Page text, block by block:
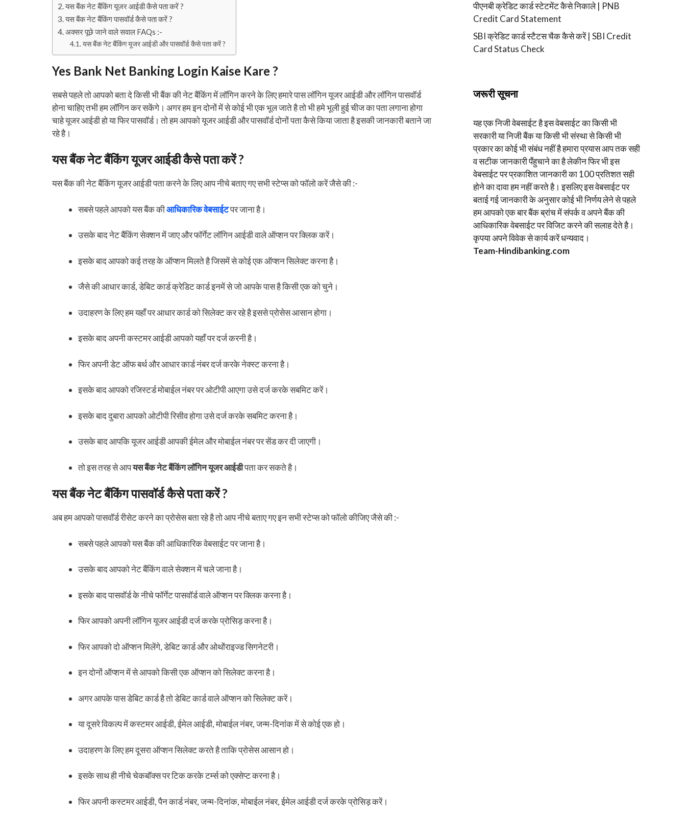
यस बैंक नेट बैंकिंग यूजर आईडी कैसे पता करें ?
यस बैंक नेट बैंकिंग पासवॉर्ड कैसे पता करें ?
अक्सर पूछे जाने वाले सवाल FAQs :-
यस बैंक नेट बैंकिंग यूजर आईडी और पासवॉर्ड कैसे पता करें ?
Yes Bank Net Banking Login Kaise Kare ?
सबसे पहले तो आपको बता दे किसी भी बैंक की नेट बैंकिंग में लॉगिन करने के लिए हमारे पास लॉगिन यूजर आईडी और लॉगिन पासवॉर्ड
होना चाहिए तभी हम लॉगिन कर सकेंगे। अगर हम इन दोनों में से कोई भी एक भूल जाते है तो भी हमे भूली हुई चीज का पता लगाना होगा
चाहे यूजर आईडी हो या फिर पासवॉर्ड। तो हम आपको यूजर आईडी और पासवॉर्ड दोनों पता कैसे किया जाता है इसकी जानकारी बताने जा
रहे है।
यस बैंक नेट बैंकिंग यूजर आईडी कैसे पता करें ?
यस बैंक की नेट बैंकिंग यूजर आईडी पता करने के लिए आप नीचे बताए गए सभी स्टेप्स को फॉलो करें जैसे की :-
सबसे पहले आपको यस बैंक कीआधिकारिक वेबसाईटपर जाना है।
उसके बाद नेट बैंकिंग सेक्शन में जाए और फॉर्गेट लॉगिन आईडी वाले ऑप्शन पर क्लिक करें।
इसके बाद आपको कई तरह के ऑप्शन मिलते है जिसमें से कोई एक ऑप्शन सिलेक्ट करना है।
जैसे की आधार कार्ड, डेबिट कार्ड क्रेडिट कार्ड इनमें से जो आपके पास है किसी एक को चुने।
उदाहरण के लिए हम यहाँ पर आधार कार्ड को सिलेक्ट कर रहे है इससे प्रोसेस आसान होगा।
इसके बाद अपनी कस्टमर आईडी आपको यहाँ पर दर्ज करनी है।
फिर अपनी डेट ऑफ बर्थ और आधार कार्ड नंबर दर्ज करके नेक्स्ट करना है।
इसके बाद आपको रजिस्टर्ड मोबाईल नंबर पर ओटीपी आएगा उसे दर्ज करके सबमिट करें।
इसके बाद दुबारा आपको ओटीपी रिसीव होगा उसे दर्ज करके सबमिट करना है।
उसके बाद आपकि यूजर आईडी आपकी ईमेल और मोबाईल नंबर पर सेंड कर दी जाएगी।
तो इस तरह से आपयस बैंक नेट बैंकिंग लॉगिन यूजर आईडीपता कर सकते है।
यस बैंक नेट बैंकिंग पासवॉर्ड कैसे पता करें ?
अब हम आपको पासवॉर्ड रीसेट करने का प्रोसेस बता रहे है तो आप नीचे बताए गए इन सभी स्टेप्स को फॉलो कीजिए जैसे की :-
सबसे पहले आपको यस बैंक की आधिकारिक वेबसाईट पर जाना है।
उसके बाद आपको नेट बैंकिंग वाले सेक्शन में चले जाना है।
इसके बाद पासवॉर्ड के नीचे फॉर्गेट पासवॉर्ड वाले ऑप्शन पर क्लिक करना है।
फिर आपको अपनी लॉगिन यूजर आईडी दर्ज करके प्रोसिड़ करना है।
फिर आपको दो ऑप्शन मिलेंगे, डेबिट कार्ड और ओथोंराइज्ड सिगनेटरी।
इन दोनों ऑप्शन में से आपको किसी एक ऑप्शन को सिलेक्ट करना है।
अगर आपके पास डेबिट कार्ड है तो डेबिट कार्ड वाले ऑप्शन को सिलेक्ट करें।
या दूसरे विकल्प में कस्टमर आईडी, ईमेल आईडी, मोबाईल नंबर, जन्म-दिनांक में से कोई एक हो।
उदाहरण के लिए हम दूसरा ऑप्शन सिलेक्ट करते है ताकि प्रोसेस आसान हो।
इसके साथ ही नीचे चेकबॉक्स पर टिक करके टर्म्स को एक्सेप्ट करना है।
फिर अपनी कस्टमर आईडी, पैन कार्ड नंबर, जन्म-दिनांक, मोबाईल नंबर, ईमेल आईडी दर्ज करके प्रोसिड़ करें।
पीएनबी क्रेडिट कार्ड स्टेटमेंट कैसे निकाले | PNB
Credit Card Statement
SBI क्रेडिट कार्ड स्टैटस चैक कैसे करें | SBI Credit
Card Status Check
जरूरी सूचना
यह एक निजी वेबसाईट है इस वेबसाईट का किसी भी
सरकारी या निजी बैंक या किसी भी संस्था से किसी भी
प्रकार का कोई भी संबंध नहीं है हमारा प्रयास आप तक सही
व सटीक जानकारी पँहुचाने का है लेकीन फिर भी इस
वेबसाईट पर प्रकाशित जानकारी का 100 प्रतिशत सही
होने का दावा हम नहीं करते है। इसलिए इस वेबसाईट पर
बताई गई जानकारी के अनुसार कोई भी निर्णय लेने से पहले
हम आपको एक बार बैंक ब्रांच में संपर्क व अपने बैंक की
आधिकारिक वेबसाईट पर विजिट करने की सलाह देते है।
कृपया अपने विवेक से कार्य करें धन्यवाद।
Team-Hindibanking.com